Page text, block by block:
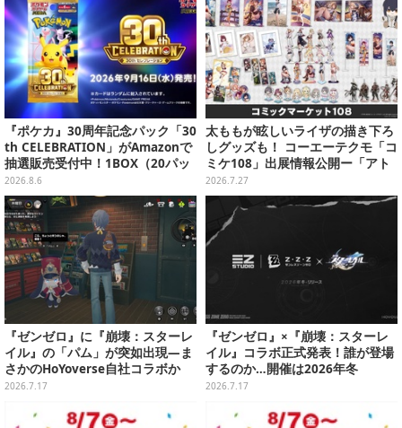
『ポケカ』30周年記念パック「30
th CELEBRATION」がAmazonで
抽選販売受付中！1BOX（20パッ
ク入り）
2026.8.6
太ももが眩しいライザの描き下ろ
しグッズも！ コーエーテクモ「コ
ミケ108」出展情報公開ー「アト
リエ」シリーズ、『真・三國無双
ORIGNS』などのグッズが販売
2026.7.27
『ゼンゼロ』に『崩壊：スターレ
イル』の「パム」が突如出現―ま
さかのHoYoverse自社コラボか
2026.7.17
『ゼンゼロ』×『崩壊：スターレ
イル』コラボ正式発表！誰が登場
するのか…開催は2026年冬
2026.7.17